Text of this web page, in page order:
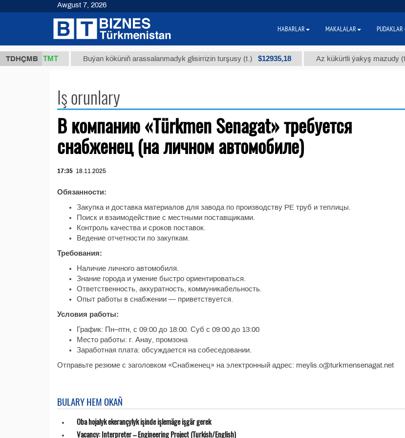
TDHÇMB
37,8 ТМТ Buýan köküniň arassalanmadyk glisirrizin turşusy (t.) $12935,18 Az kükürtli ýakyş mazudy (t.)
Iş orunlary
В компанию «Türkmen Senagat» требуется
снабженец (на личном автомобиле)
17:35 18.11.2025
Обязанности:
Закупка и доставка материалов для завода по производству PE труб и теплицы.
Поиск и взаимодействие с местными поставщиками.
Контроль качества и сроков поставок.
Ведение отчетности по закупкам.
Требования:
Наличие личного автомобиля.
Знание города и умение быстро ориентироваться.
Ответственность, аккуратность, коммуникабельность.
Опыт работы в снабжении — приветствуется.
Условия работы:
График: Пн–птн, с 09:00 до 18:00. Суб с 09:00 до 13:00
Место работы: г. Анау, промзона
Заработная плата: обсуждается на собеседовании.
Отправьте резюме с заголовком «Снабженец» на электронный адрес: meylis.o@turkmensenagat.net
BULARY HEM OKAŇ
Oba hojalyk ekerançylyk işinde işlemäge işgär gerek
Vacancy: Interpreter – Engineering Project (Turkish/English)
Awgust 7, 2026
HABARLAR MAKALALAR PUDAKLAR